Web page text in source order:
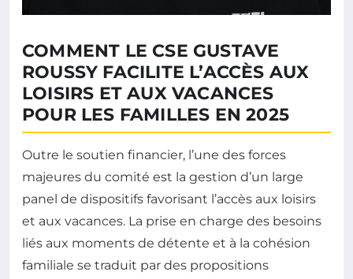
COMMENT LE CSE GUSTAVE
ROUSSY FACILITE L’ACCÈS AUX
LOISIRS ET AUX VACANCES
POUR LES FAMILLES EN 2025
Outre le soutien financier, l’une des forces
majeures du comité est la gestion d’un large
panel de dispositifs favorisant l’accès aux loisirs
et aux vacances. La prise en charge des besoins
liés aux moments de détente et à la cohésion
familiale se traduit par des propositions